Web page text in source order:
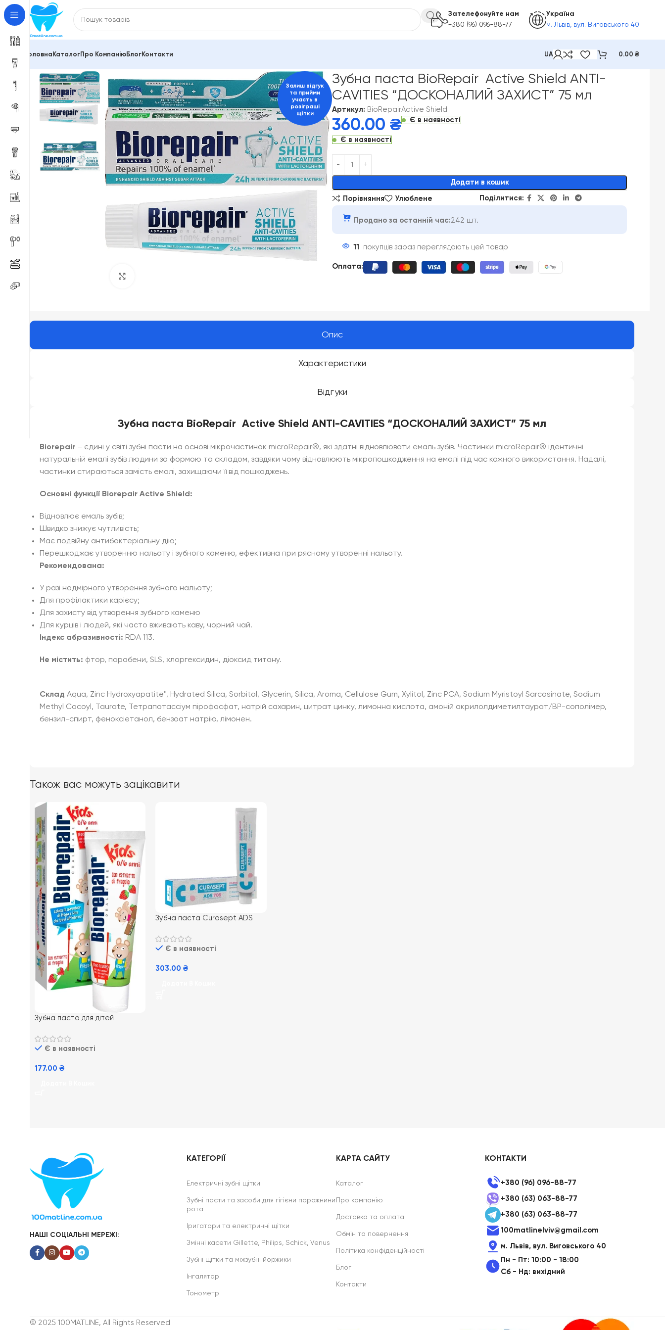
Зателефонуйте нам
+380 (96) 096-88-77
Україна
м. Львів, вул. Виговського 40
Головна КаталогПро КомпаніюБлогКонтакти UA 0.00 ₴
Залиш відгук
та прийми
участь в
розіграші
щітки
Зубна паста BioRepair Active Shield ANTI-
СAVITIES “ДОСКОНАЛИЙ ЗАХИСТ” 75 мл
Артикул: BioRepairActive Shield
360.00 ₴ Є в наявності
Є в наявності
Додати в кошик
Alternative:
Порівняння Улюблене Поділитися:
Продано за останній час:242 шт.
11 покупців зараз переглядають цей товар
Оплата:
Опис
Характеристики
Відгуки
Зубна паста BioRepair Active Shield ANTI-СAVITIES “ДОСКОНАЛИЙ ЗАХИСТ” 75 мл
Biorepair – єдині у світі зубні пасти на основі мікрочастинок microRepair®, які здатні відновлювати емаль зубів. Частинки microRepair® ідентичні
натуральній емалі зубів людини за формою та складом, завдяки чому відновлюють мікропошкодження на емалі під час кожного використання. Надалі,
частинки стираються замість емалі, захищаючи її від пошкоджень.
Основні функції Biorepair Active Shield:
Відновлює емаль зубів;
Швидко знижує чутливість;
Має подвійну антибактеріальну дію;
Перешкоджає утворенню нальоту і зубного каменю, ефективна при рясному утворенні нальоту.
Рекомендована:
У разі надмірного утворення зубного нальоту;
Для профілактики карієсу;
Для захисту від утворення зубного каменю
Для курців і людей, які часто вживають каву, чорний чай.
Індекс абразивності: RDA 113.
Не містить: фтор, парабени, SLS, хлоргексидин, діоксид титану.
Склад Aqua, Zinc Hydroxyapatite*, Hydrated Silica, Sorbitol, Glycerin, Silica, Aroma, Cellulose Gum, Xylitol, Zinc PCA, Sodium Myristoyl Sarcosinate, Sodium
Methyl Cocoyl, Taurate, Тетрапотассіум пірофосфат, натрій сахарин, цитрат цинку, лимонна кислота, амоній акрилолдиметилтаурат/ВР-сополімер,
бензил-спирт, феноксіетанол, бензоат натрію, лімонен.
Також вас можуть зацікавити
Зубна паста для дітей
смаком полуниці
Є в наявності
177.00 ₴
Зубна паста Curasept ADS
Є в наявності
303.00₴
НАШІ СОЦІАЛЬНІ МЕРЕЖІ:
КАТЕГОРІЇ
Електричні зубні щітки
Зубні пасти та засоби для гігієни порожнини
рота
Іригатори та електричні щітки
Змінні касети Gillette, Philips, Schick, Venus
Зубні щітки та міжзубні йоржики
Інгалятор
Тонометр
КАРТА САЙТУ
Каталог
Про компанію
Доставка та оплата
Обмін та повернення
Політика конфіденційності
Блог
Контакти
КОНТАКТИ
+380 (96) 096-88-77
+380 (63) 063-88-77
+380 (63) 063-88-77
100matlinelviv@gmail.com
м. Львів, вул. Виговського 40
Пн - Пт: 10:00 - 18:00
Сб - Нд: вихідний
© 2025 100MATLINE, All Rights Reserved